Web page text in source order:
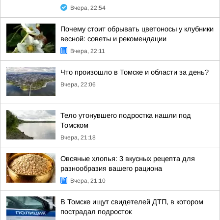
Вчера, 22:54
Почему стоит обрывать цветоносы у клубники
весной: советы и рекомендации
Вчера, 22:11
Что произошло в Томске и области за день?
Вчера, 22:06
Тело утонувшего подростка нашли под
Томском
Вчера, 21:18
Овсяные хлопья: 3 вкусных рецепта для
разнообразия вашего рациона
Вчера, 21:10
В Томске ищут свидетелей ДТП, в котором
пострадал подросток